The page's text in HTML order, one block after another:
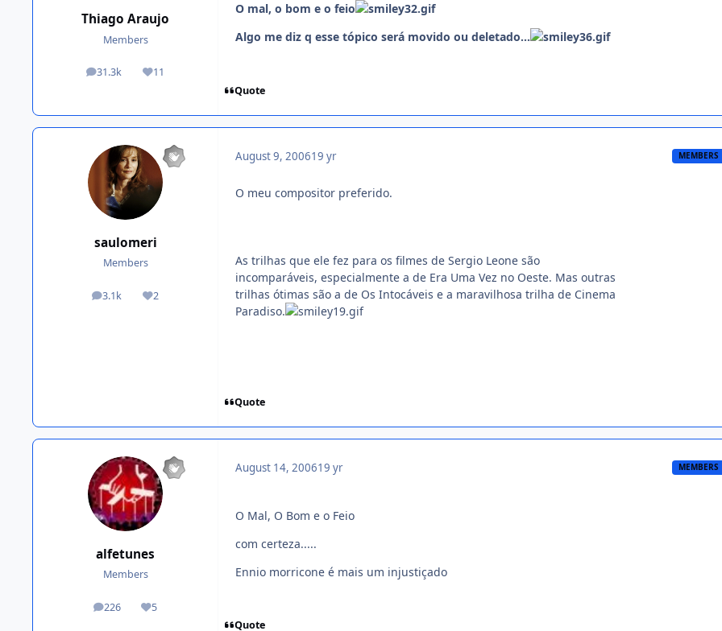
Thiago Araujo
Members
31.3k
posts 11
Reputation
O mal, o bom e o feio
Algo me diz q esse tópico será movido ou deletado...
Quote
saulomeri
Members
3.1k
posts 2
Reputation
August 9, 200619 yr MEMBERS
O meu compositor preferido.
As trilhas que ele fez para os filmes de Sergio Leone são
incomparáveis, especialmente a de Era Uma Vez no Oeste. Mas outras
trilhas ótimas são a de Os Intocáveis e a maravilhosa trilha de Cinema
Paradiso.
Quote
alfetunes
Members
226
posts 5
Reputation
August 14, 200619 yr MEMBERS
O Mal, O Bom e o Feio
com certeza.....
Ennio morricone é mais um injustiçado
Quote